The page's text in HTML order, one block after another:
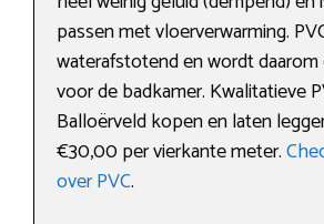
passen met vloerverwarming.
waterafstotend en wordt
voor de badkamer. Kwalitatieve
Balloërveld kopen en laten
€30,00 per vierkante meter.
over PVC.